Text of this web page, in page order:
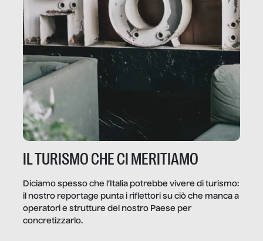
IL TURISMO CHE CI MERITIAMO
Diciamo spesso che l’Italia potrebbe vivere di turismo:
il nostro reportage punta i riflettori su ciò che manca a
operatori e strutture del nostro Paese per
concretizzarlo.